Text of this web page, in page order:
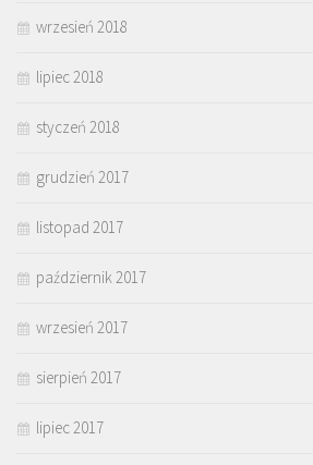
wrzesień 2018
lipiec 2018
styczeń 2018
grudzień 2017
listopad 2017
październik 2017
wrzesień 2017
sierpień 2017
lipiec 2017